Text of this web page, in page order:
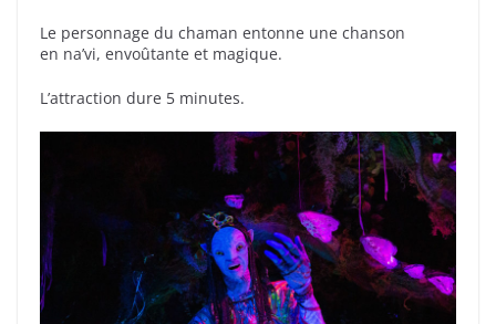
Le personnage du chaman entonne une chanson
en na’vi, envoûtante et magique.
L’attraction dure 5 minutes.